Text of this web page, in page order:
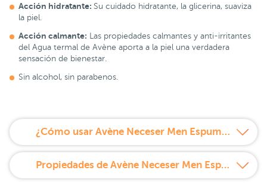
Acción hidratante: Su cuidado hidratante, la glicerina, suaviza
la piel.
Acción calmante: Las propiedades calmantes y anti-irritantes
del Agua termal de Avène aporta a la piel una verdadera
sensación de bienestar.
Sin alcohol, sin parabenos.
¿Cómo usar Avène Neceser Men Espuma de Afeitar 200ml + Bálsamo After Shave 75ml?
Propiedades de Avène Neceser Men Espuma de Afeitar 200ml + Bálsamo After Shave 75ml